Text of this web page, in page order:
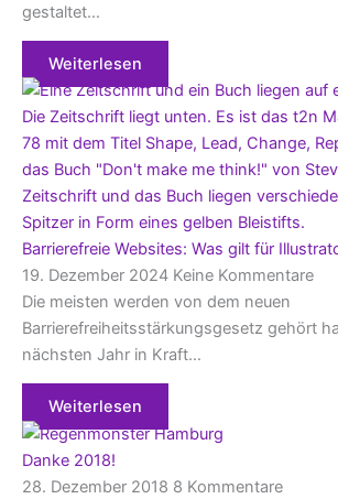
gestaltet…
Weiterlesen
Barrierefreie Websites: Was gilt für
19. Dezember 2024 Keine Kommentare
Die meisten werden von dem neuen
Barrierefreiheitsstärkungsgesetz gehört
nächsten Jahr in Kraft…
Weiterlesen
Danke 2018!
28. Dezember 2018 8 Kommentare